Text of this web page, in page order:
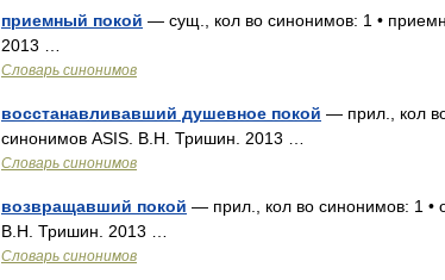
приемный покой — сущ., кол во синонимов: 1 •
2013 …
Словарь синонимов
восстанавливавший душевное покой — прил., кол
синонимов ASIS. В.Н. Тришин. 2013 …
Словарь синонимов
возвращавший покой — прил., кол во синонимов: 1 •
В.Н. Тришин. 2013 …
Словарь синонимов